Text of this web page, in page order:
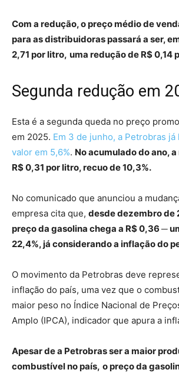
Com a redução, o preço médio de
para as distribuidoras passará a ser,
2,71 por litro, uma redução de R$ 0,14
Segunda redução em
Esta é a segunda queda no preço
em 2025. Em 3 de junho, a Petrobras
valor em 5,6%. No acumulado do ano,
R$ 0,31 por litro, recuo de 10,3%.
No comunicado que anunciou a
empresa cita que, desde dezembro de
preço da gasolina chega a R$ 0,36 ─
22,4%, já considerando a inflação do
O movimento da Petrobras deve
inflação do país, uma vez que o
maior peso no Índice Nacional de
Amplo (IPCA), indicador que apura a
Apesar de a Petrobras ser a maior
combustível no país, o preço da